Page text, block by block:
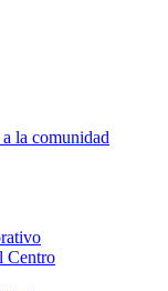
la comunidad
Centro